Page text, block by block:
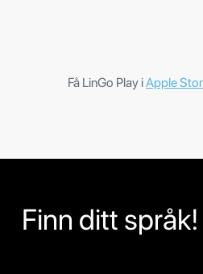
Få LinGo Play iApple
Finn ditt språk!